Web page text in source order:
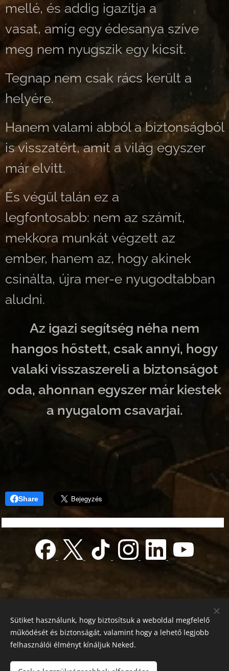
mellé, és addig igazítja a
vasat, amíg egy édesanya szíve
meg nem nyugszik egy kicsit.
Tegnap nem csak rács került a
helyére.
Hanem valami abból a biztonságból
is visszatért, amit a világ egyszer
már elvitt.
És végül talán ez a
legfontosabb: nem az számít,
mekkora munkát végzett az
ember, hanem az, hogy akinek
csinálta, újra mer-e nyugodtabban
aludni.
Az igazi segítség néha nem
hangos hőstett, csak annyi, hogy
valaki visszaszereli a biztonságot
oda, ahonnan egyszer már kiestek
a nyugalom csavarjai.
Share
Sütiket használunk, hogy biztosítsuk a weboldal megfelelő
működését és biztonságát, valamint hogy a lehető legjobb
felhasználói élményt kínáljuk Neked.